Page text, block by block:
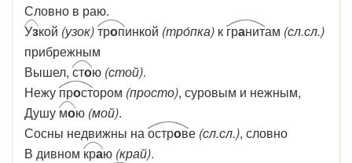
Словно в раю.
Узкой (узок)тропинкой (тро́пка) кгранитам (сл.сл.)
прибрежным
Вышел, стою (стой).
Нежупростором (просто), суровым и нежным,
Душумою (мой).
Сосны недвижны на острове (сл.сл.), словно
В дивном краю (край).